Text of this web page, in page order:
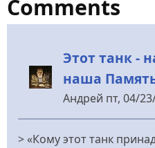
Comments
Этот танк -
наша
Андрей пт, 04/
> «Кому этот танк